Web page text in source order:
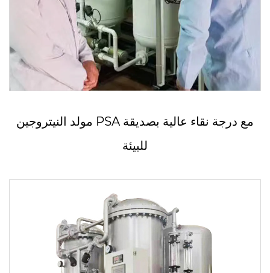
مولد النيتروجين PSA مع درجة نقاء عالية بصديقة
للبيئة